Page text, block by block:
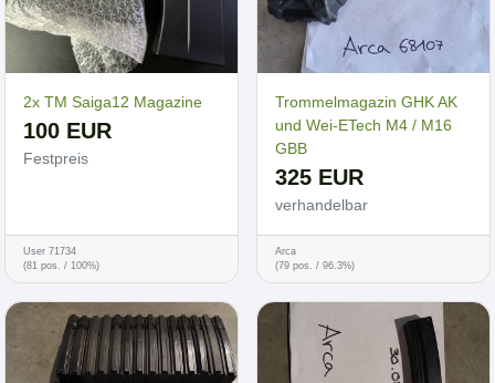
2x TM Saiga12 Magazine
100 EUR
Festpreis
User 71734
(81 pos. / 100%)
Trommelmagazin GHK AK
und Wei-ETech M4 / M16
GBB
325 EUR
verhandelbar
Arca
(79 pos. / 96.3%)